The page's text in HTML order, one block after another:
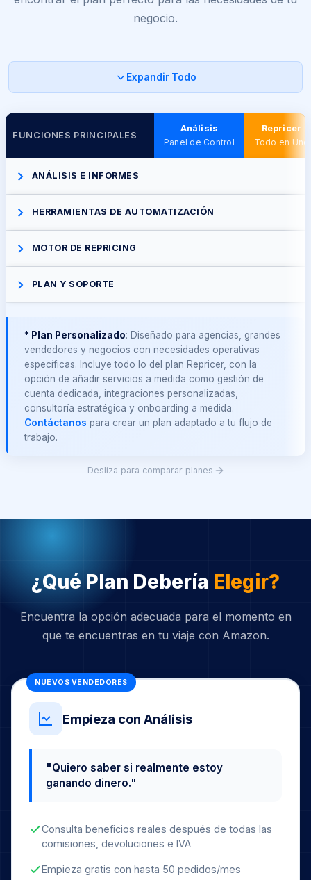
negocio.
Expandir Todo
FUNCIONES PRINCIPALES
Análisis
Panel de Control
Repricer
Todo en Uno
ANÁLISIS E INFORMES
HERRAMIENTAS DE AUTOMATIZACIÓN
MOTOR DE REPRICING
PLAN Y SOPORTE
* Plan Personalizado: Diseñado para agencias, grandes
vendedores y negocios con necesidades operativas
específicas. Incluye todo lo del plan Repricer, con la
opción de añadir servicios a medida como gestión de
cuenta dedicada, integraciones personalizadas,
consultoría estratégica y onboarding a medida.
Contáctanos para crear un plan adaptado a tu flujo de
trabajo.
Desliza para comparar planes
¿Qué Plan Debería Elegir?
Encuentra la opción adecuada para el momento en
que te encuentras en tu viaje con Amazon.
NUEVOS VENDEDORES
Empieza con Análisis
"Quiero saber si realmente estoy
ganando dinero."
Consulta beneficios reales después de todas las
comisiones, devoluciones e IVA
Empieza gratis con hasta 50 pedidos/mes